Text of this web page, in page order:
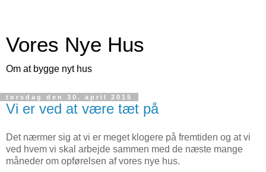
Vores Nye Hus
Om at bygge nyt hus
torsdag den 30. april 2015
Vi er ved at være tæt på
Det nærmer sig at vi er meget klogere på fremtiden og at vi
ved hvem vi skal arbejde sammen med de næste mange
måneder om opførelsen af vores nye hus.